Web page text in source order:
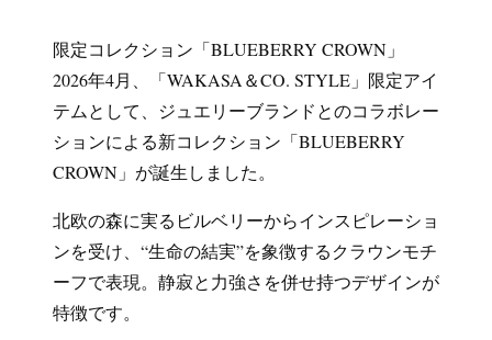
限定コレクション「BLUEBERRY CROWN」
2026年4月、「WAKASA＆CO. STYLE」限定アイ
テムとして、ジュエリーブランドとのコラボレー
ションによる新コレクション「BLUEBERRY
CROWN」が誕生しました。
北欧の森に実るビルベリーからインスピレーショ
ンを受け、“生命の結実”を象徴するクラウンモチ
ーフで表現。静寂と力強さを併せ持つデザインが
特徴です。